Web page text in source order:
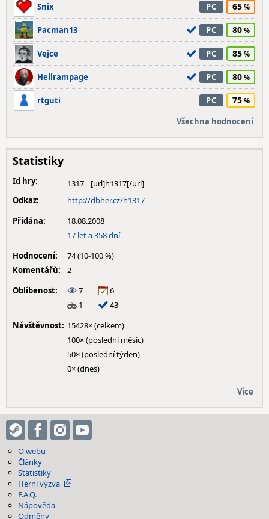
Snix PC 65
Pacman13 PC 80
Vejce PC 85
Hellrampage PC 80
rtguti PC 75
Všechna hodnocení
Statistiky
Id hry:
1317
Odkaz:
http://dbher.cz/h1317
Přidána:
18.08.2008
17 let a 358 dní
Hodnocení:
74 (10-100 %)
Komentářů:
2
Oblíbenost:
7
6
1
43
Návštěvnost: 15428× (celkem)
100× (poslední měsíc)
50× (poslední týden)
0× (dnes)
Více
O webu
Články
Statistiky
Herní výzva
F.A.Q.
Nápověda
Odměny